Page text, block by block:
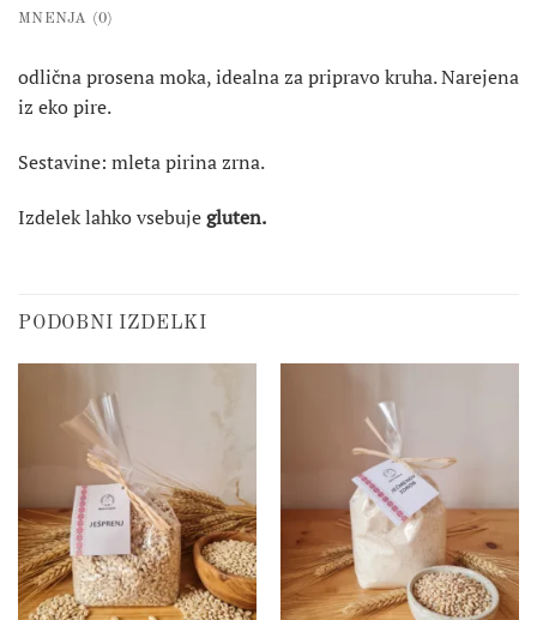
MNENJA (0)
odlična prosena moka, idealna za pripravo kruha. Narejena
iz eko pire.
Sestavine: mleta pirina zrna.
Izdelek lahko vsebujegluten.
PODOBNI IZDELKI